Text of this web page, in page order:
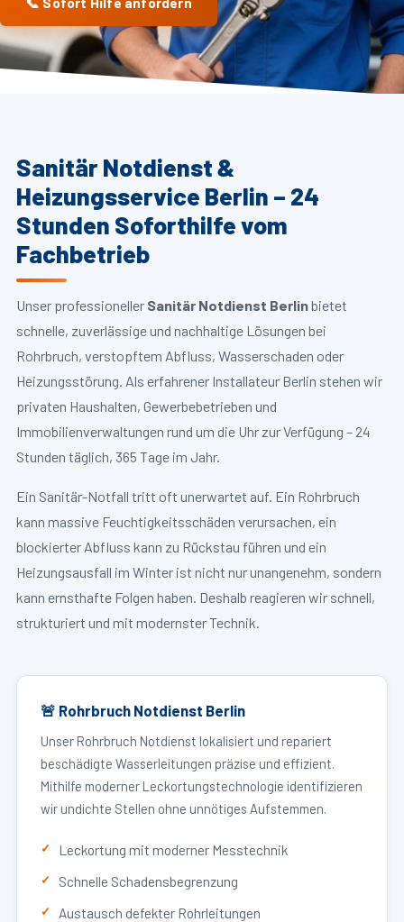
Sanitär Notdienst &
Heizungsservice Berlin – 24
Stunden Soforthilfe vom
Fachbetrieb
Unser professioneller Sanitär Notdienst Berlinbietet
schnelle, zuverlässige und nachhaltige Lösungen bei
Rohrbruch, verstopftem Abfluss, Wasserschaden oder
Heizungsstörung. Als erfahrener Installateur Berlin stehen wir
privaten Haushalten, Gewerbebetrieben und
Immobilienverwaltungen rund um die Uhr zur Verfügung – 24
Stunden täglich, 365 Tage im Jahr.
Ein Sanitär-Notfall tritt oft unerwartet auf. Ein Rohrbruch
kann massive Feuchtigkeitsschäden verursachen, ein
blockierter Abfluss kann zu Rückstau führen und ein
Heizungsausfall im Winter ist nicht nur unangenehm, sondern
kann ernsthafte Folgen haben. Deshalb reagieren wir schnell,
strukturiert und mit modernster Technik.
🚨 Rohrbruch Notdienst Berlin
Unser Rohrbruch Notdienst lokalisiert und repariert
beschädigte Wasserleitungen präzise und effizient.
Mithilfe moderner Leckortungstechnologie identifizieren
wir undichte Stellen ohne unnötiges Aufstemmen.
Leckortung mit moderner Messtechnik
Schnelle Schadensbegrenzung
Austausch defekter Rohrleitungen